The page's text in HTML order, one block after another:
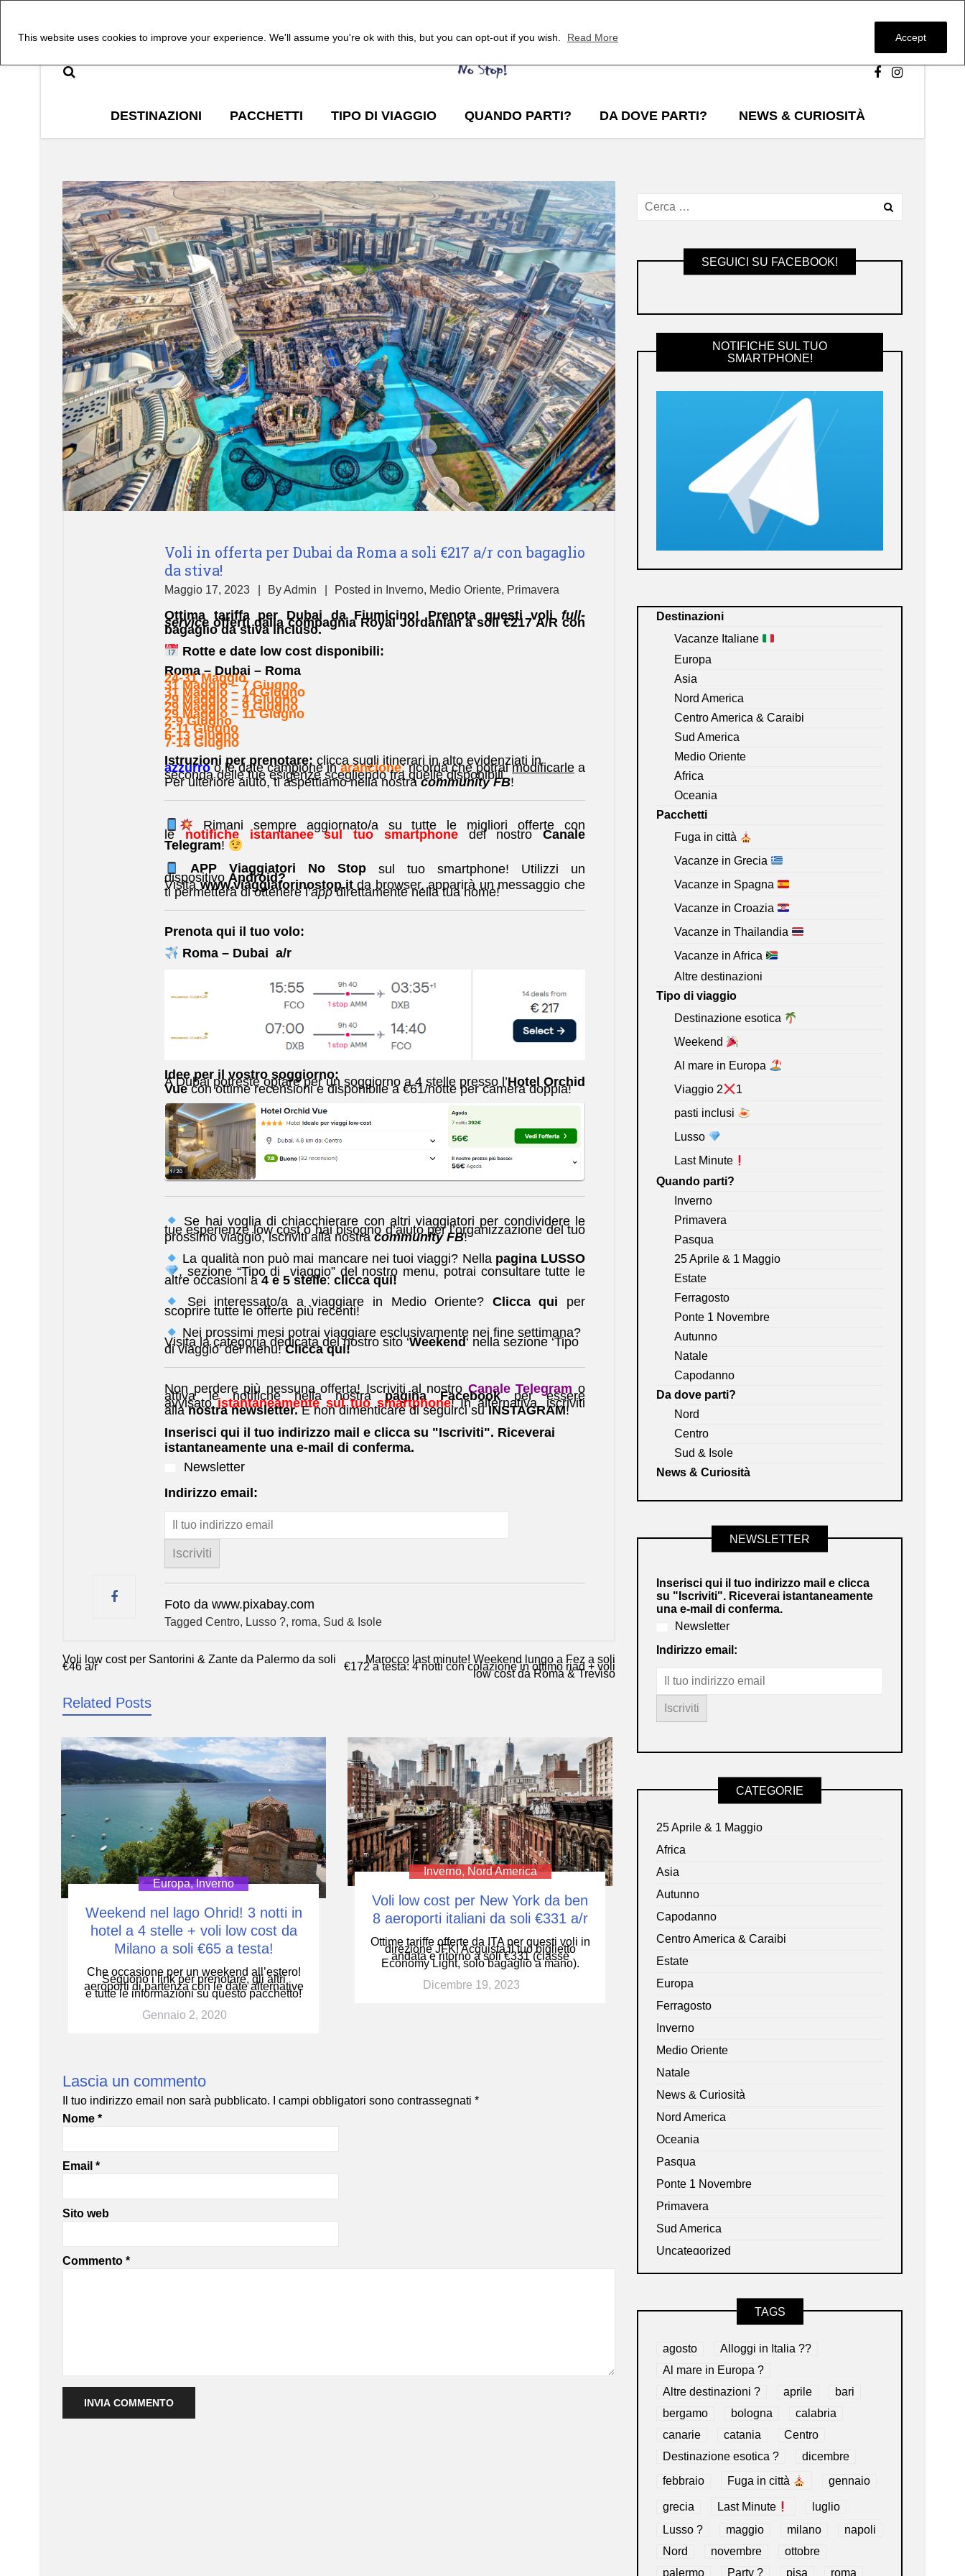
This website uses cookies to improve your experience. We'll assume you're ok with this, but you can opt-out if you wish. Read More Accept
DESTINAZIONI PACCHETTI TIPO DI VIAGGIO QUANDO PARTI? DA DOVE PARTI? NEWS & CURIOSITÀ
Voli in offerta per Dubai da Roma a soli €217 a/r con bagaglio
da stiva!
Maggio 17, 2023 ByAdmin Posted in Inverno, Medio Oriente, Primavera
Ottima tariffa per Dubai da Fiumicino! Prenota questi voli full-
service offerti dalla compagnia Royal Jordanian a soli €217 A/R con
bagaglio da stiva incluso.
Rotte e date low cost disponibili:
Roma – Dubai – Roma
24-31 Maggio
31 Maggio – 7 Giugno
31 Maggio – 14 Giugno
29 Maggio – 4 Giugno
29 Maggio – 9 Giugno
29 Maggio – 11 Giugno
2-9 Giugno
2-11 Giugno
6-13 Giugno
7-14 Giugno
Istruzioni per prenotare: clicca sugli itinerari in alto evidenziati in
azzurro o le date campione inarancione; ricorda che potraimodificarle a
seconda delle tue esigenze scegliendo fra quelle disponibili.
Per ulteriore aiuto, ti aspettiamo nella nostracommunity FB!
Rimani sempre aggiornato/a su tutte le migliori offerte con
lenotifiche istantanee sul tuo smartphonedel nostroCanale
Telegram!
APP Viaggiatori No Stopsul tuo smartphone! Utilizzi un
dispositivo Android?
Visitawww.viaggiatorinostop.itda browser, apparirà un messaggio che
ti permetterà di ottenere l’appdirettamente nella tua home!
Prenota qui il tuo volo:
Roma – Dubai a/r
Idee per il vostro soggiorno:
A Dubai potreste optare per un soggiorno a 4 stelle presso l’Hotel Orchid
Vuecon ottime recensioni e disponibile a €61/notte per camera doppia!
Se hai voglia di chiacchierare con altri viaggiatori per condividere le
tue esperienze low cost o hai bisogno d’aiuto per l’organizzazione del tuo
prossimo viaggio, iscriviti alla nostracommunity FB!
La qualità non può mai mancare nei tuoi viaggi? Nella pagina LUSSO
, sezione “Tipo di viaggio” del nostro menu, potrai consultare tutte le
altre occasioni a4 e 5 stelle: clicca qui!
Sei interessato/a a viaggiare in Medio Oriente? Clicca qui per
scoprire tutte le offerte più recenti!
Nei prossimi mesi potrai viaggiare esclusivamente nei fine settimana?
Visita la categoria dedicata del nostro sito ‘Weekend‘ nella sezione ‘Tipo
di viaggio’ del menu!Clicca qui!
Non perdere più nessuna offerta! Iscriviti al nostro Canale Telegram o
attiva le notifiche nella nostrapagina Facebook per essere
avvisato istantaneamente sul tuo smartphone! In alternativa, iscriviti
allanostra newsletter.E non dimenticare di seguirci suINSTAGRAM!
Inserisci qui il tuo indirizzo mail e clicca su "Iscriviti". Riceverai
istantaneamente una e-mail di conferma.
Newsletter
Indirizzo email:
Foto da www.pixabay.com
Tagged Centro, Lusso ?, roma, Sud & Isole
Navigazione
Voli low cost per Santorini & Zante da Palermo da soli
€46 a/r
Marocco last minute! Weekend lungo a Fez a soli
€172 a testa: 4 notti con colazione in ottimo riad + voli
low cost da Roma & Treviso
Related Posts
Europa,Inverno
Weekend nel lago Ohrid! 3 notti in
hotel a 4 stelle + voli low cost da
Milano a soli €65 a testa!
Che occasione per un weekend all’estero!
Seguono i link per prenotare, gli altri
aeroporti di partenza con le date alternative
e tutte le informazioni su questo pacchetto!
Gennaio 2, 2020
Inverno, Nord America
Voli low cost per New York da ben
8 aeroporti italiani da soli €331 a/r
Ottime tariffe offerte da ITA per questi voli in
direzione JFK! Acquista il tuo biglietto
andata e ritorno a soli €331 (classe
Economy Light, solo bagaglio a mano).
Dicembre 19, 2023
Lascia un commento
Il tuo indirizzo email non sarà pubblicato. I campi obbligatori sono contrassegnati *
Nome *
Email *
Sito web
Commento *
SEGUICI SU FACEBOOK!
NOTIFICHE SUL TUO
SMARTPHONE!
Destinazioni
Vacanze Italiane
Europa
Asia
Nord America
Centro America & Caraibi
Sud America
Medio Oriente
Africa
Oceania
Pacchetti
Fuga in città
Vacanze in Grecia
Vacanze in Spagna
Vacanze in Croazia
Vacanze in Thailandia
Vacanze in Africa
Altre destinazioni
Tipo di viaggio
Destinazione esotica
Weekend
Al mare in Europa
Viaggio 2
1
pasti inclusi
Lusso
Last Minute
Quando parti?
Inverno
Primavera
Pasqua
25 Aprile & 1 Maggio
Estate
Ferragosto
Ponte 1 Novembre
Autunno
Natale
Capodanno
Da dove parti?
Nord
Centro
Sud & Isole
News & Curiosità
NEWSLETTER
Inserisci qui il tuo indirizzo mail e clicca
su "Iscriviti". Riceverai istantaneamente
una e-mail di conferma.
Newsletter
Indirizzo email:
CATEGORIE
25 Aprile & 1 Maggio
Africa
Asia
Autunno
Capodanno
Centro America & Caraibi
Estate
Europa
Ferragosto
Inverno
Medio Oriente
Natale
News & Curiosità
Nord America
Oceania
Pasqua
Ponte 1 Novembre
Primavera
Sud America
Uncategorized
TAGS
agosto
Alloggi in Italia ??
Al mare in Europa ?️
Altre destinazioni ?
aprile
bari
bergamo
bologna
calabria
canarie
catania
Centro
Destinazione esotica ?
dicembre
febbraio Fuga in città gennaio
grecia Last Minute
luglio
Lusso ?
maggio milano
napoli
Nord
novembre
ottobre
palermo
Party ? pisa roma